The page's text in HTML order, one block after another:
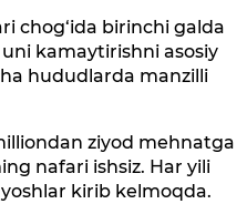
chog‘ida birinchi galda
kamaytirishni asosiy
hududlarda manzilli
ziyod mehnatga
nafari ishsiz. Har yili
kirib kelmoqda.